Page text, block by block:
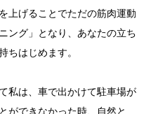
上げることでただの筋肉運動
ング」となり、あなたの立ち
ちはじめます。
私は、車で出かけて駐車場が
ができなかった時、自然と